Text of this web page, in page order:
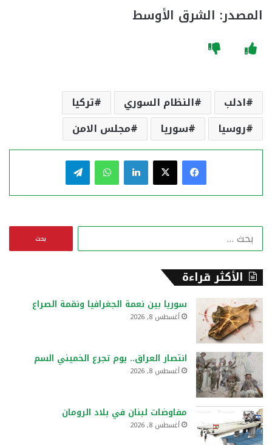
المصدر: الشرق الأوسط
ادلب النظام السوري
تركيا
روسيا
سوريا مجلس الامن
فيسبوك لينكدإن واتساب
ن
الأكثر قراءة
سوريا بين نعمة الجغرافيا ونقمة الصراع
أغسطس 8, 2026
انتصار العراق.. يوم تجرع الخميني السم
أغسطس 8, 2026
مفاوضات لبنان في بلاد الرومان
أغسطس 8, 2026